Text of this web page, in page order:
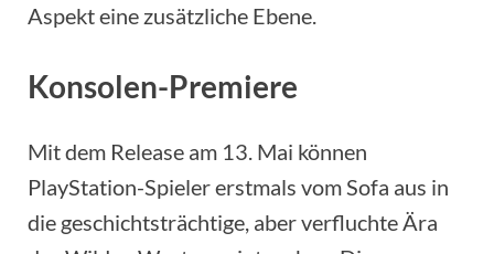
Aspekt eine zusätzliche Ebene.
Konsolen-Premiere
Mit dem Release am 13. Mai können
PlayStation-Spieler erstmals vom Sofa aus in
die geschichtsträchtige, aber verfluchte Ära